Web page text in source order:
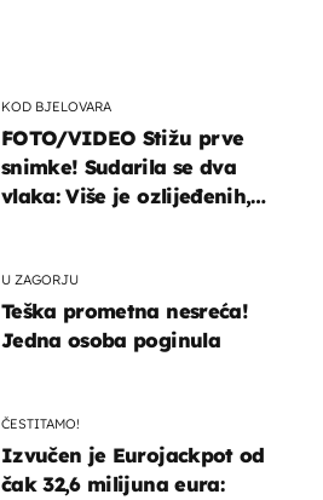
KOD BJELOVARA
FOTO/VIDEO Stižu prve
snimke! Sudarila se dva
vlaka: Više je ozlijeđenih,
U ZAGORJU
Teška prometna nesreća!
Jedna osoba poginula
ČESTITAMO!
Izvučen je Eurojackpot od
čak 32,6 milijuna eura: